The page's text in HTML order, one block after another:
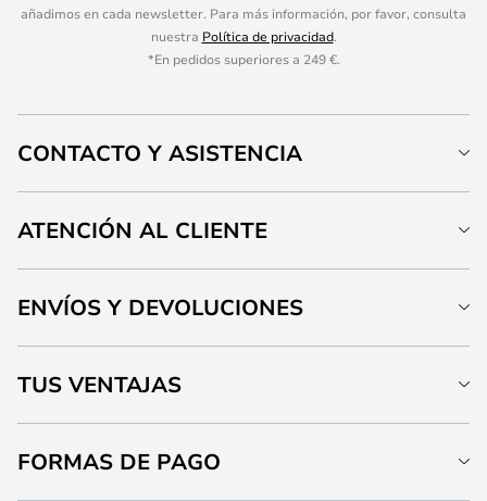
añadimos en cada newsletter. Para más información, por favor, consulta
nuestra Política de privacidad.
*En pedidos superiores a 249 €.
CONTACTO Y ASISTENCIA
ATENCIÓN AL CLIENTE
ENVÍOS Y DEVOLUCIONES
TUS VENTAJAS
FORMAS DE PAGO